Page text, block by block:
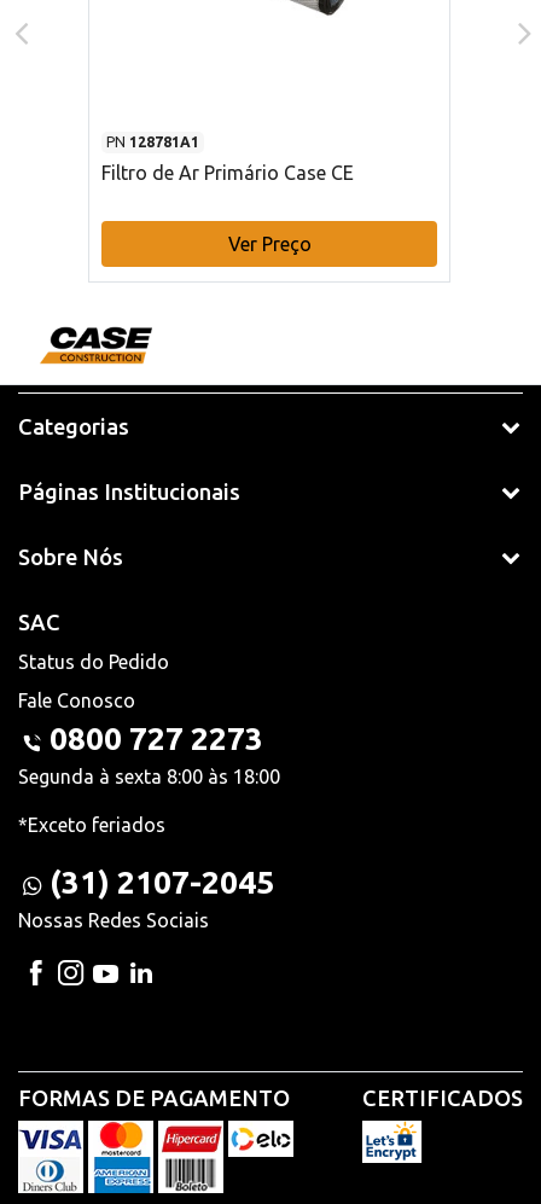
PN 128781A1
Filtro de Ar Primário Case CE
Ver Preço
Categorias
Páginas Institucionais
Sobre Nós
SAC
Status do Pedido
Fale Conosco
0800 727 2273
Segunda à sexta 8:00 às 18:00
*Exceto feriados
(31) 2107-2045
Nossas Redes Sociais
FORMAS DE PAGAMENTO CERTIFICADOS